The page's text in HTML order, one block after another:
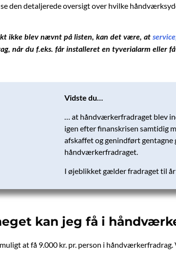
den detaljerede oversigt over hvilke
ikke blev nævnt på listen, kan det være, at
når du f.eks. får installeret en tyverialarm eller
Vidste du…
… at håndværkerfradraget blev
igen efter finanskrisen samtidig
afskaffet og genindført gentagne
håndværkerfradraget.
I øjeblikket gælder fradraget til
kan jeg få i
at få 9.000 kr. pr. person i